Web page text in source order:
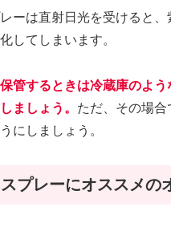
ーは直射日光を受けると
してしまいます。
保管するときは冷蔵庫のよう
ましょう。 ただ、その場
にしましょう。
プレーにオススメの